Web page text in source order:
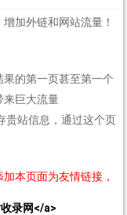
加外链和网站流量！
的第一页甚至第一个
来巨大流量
贵站信息，通过这个页
本页面为友情链接，
录网</a>